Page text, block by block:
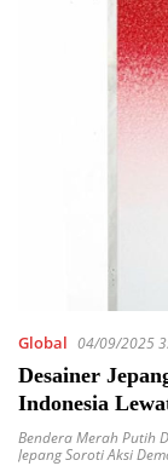
Global 04/09/2025
Desainer
Indonesia
Media
Bendera Merah Putih
Jepang Soroti Aksi